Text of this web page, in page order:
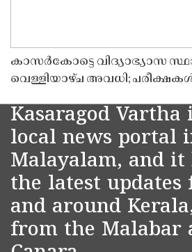
കാസർകോട്ടെ വിദ്യാഭ്യാസ
വെള്ളിയാഴ്ച അവധി;
Kasaragod
local news portal
Malayalam, and
the latest
and around
from the Malabar